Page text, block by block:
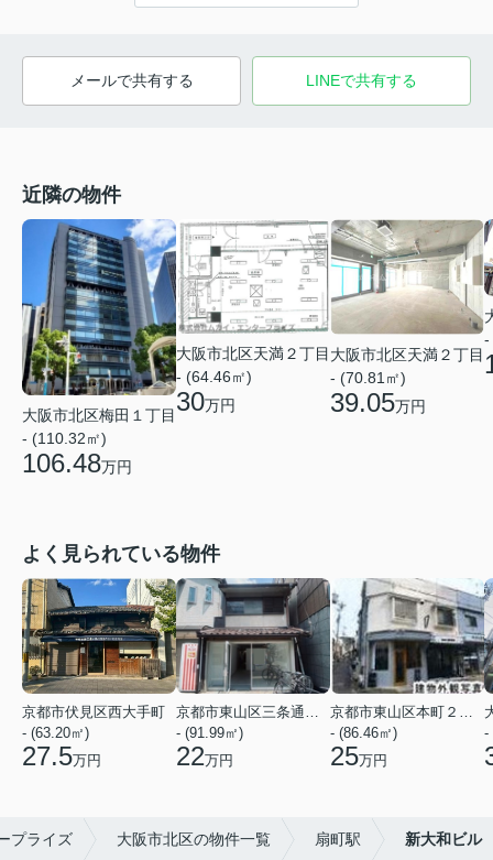
メールで共有する LINEで共有する
近隣の物件
大阪市北区梅田１丁目
- (110.32㎡)
106.48万円
大阪市北区天満２丁目
- (64.46㎡)
30万円
大阪市北区天満２丁目
- (70.81㎡)
39.05万円
-
よく見られている物件
京都市伏見区西大手町
- (63.20㎡)
27.5万円
- (91.99㎡)
22万円
- (86.46㎡)
25万円
-
プライズ 大阪市北区の物件一覧 扇町駅 新大和ビル